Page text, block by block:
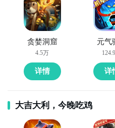
贪婪洞窟
4.5万
详情
元气
详
大吉大利，今晚吃鸡